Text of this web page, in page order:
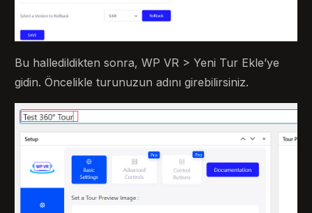
Bu halledildikten sonra, WP VR > Yeni Tur Ekle’ye
gidin. Öncelikle turunuzun adını girebilirsiniz.